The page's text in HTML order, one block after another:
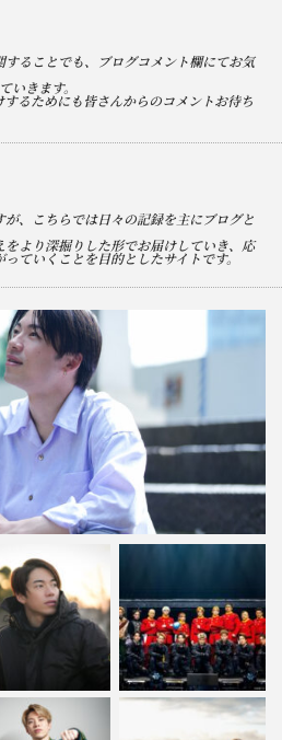
ることでも、ブログコメント欄にてお気
いきます。
るためにも皆さんからのコメントお待ち
、こちらでは日々の記録を主にブログと
より深掘りした形でお届けしていき、応
ていくことを目的としたサイトです。